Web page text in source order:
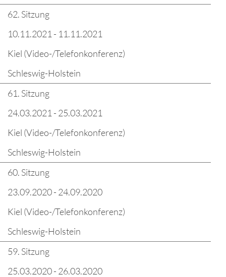
62. Sitzung
10.11.2021 - 11.11.2021
Kiel (Video-/Telefonkonferenz)
Schleswig-Holstein
61. Sitzung
24.03.2021 - 25.03.2021
Kiel (Video-/Telefonkonferenz)
Schleswig-Holstein
60. Sitzung
23.09.2020 - 24.09.2020
Kiel (Video-/Telefonkonferenz)
Schleswig-Holstein
59. Sitzung
25.03.2020 - 26.03.2020